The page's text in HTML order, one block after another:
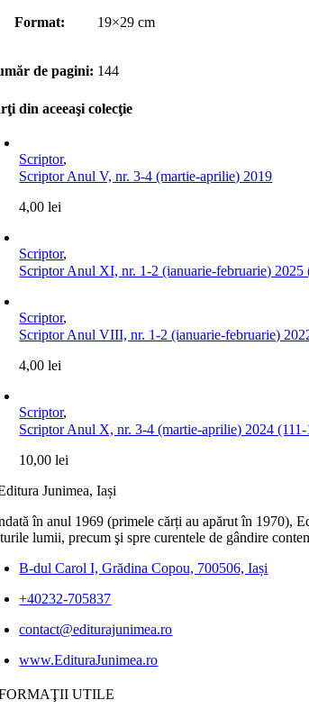
Format: 19×29 cm
de pagini: 144
din aceeaşi colecţie
Scriptor,
Scriptor Anul V, nr. 3-4 (martie-aprilie) 2019
4,00lei
Scriptor,
Scriptor Anul XI, nr. 1-2 (ianuarie-februarie) 2025
Scriptor,
Scriptor Anul VIII, nr. 1-2 (ianuarie-februarie)
4,00lei
Scriptor,
Scriptor Anul X, nr. 3-4 (martie-aprilie) 2024 (111-
10,00lei
în anul 1969 (primele cărți au apărut în 1970),
lumii, precum şi spre curentele de gândire
B-dul Carol I, Grădina Copou, 700506, Iași
+40232-705837
contact@editurajunimea.ro
www.EdituraJunimea.ro
UTILE